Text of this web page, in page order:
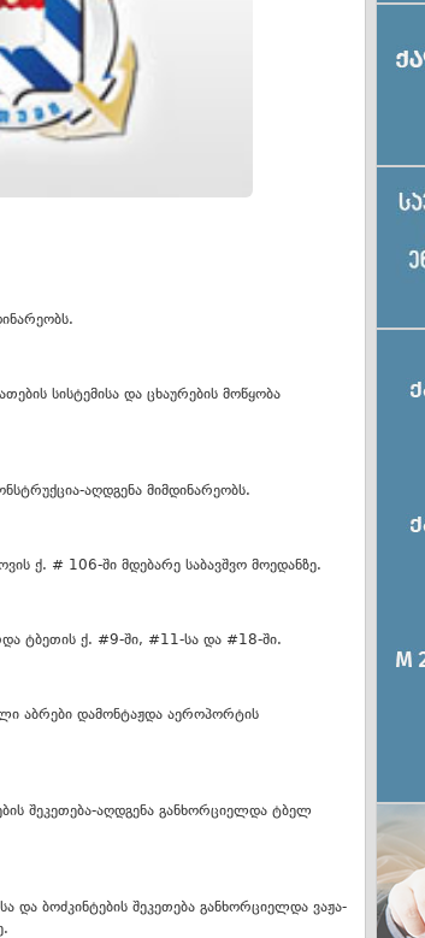
სისტემისა და ცხაურების მოწყობა
აღდგენა მიმდინარეობს.
ქ. # 106-ში მდებარე საბავშვო მოედანზე.
ტბეთის ქ. #9-ში, #11-სა და #18-ში.
აბრები დამონტაჟდა აეროპორტის
შეკეთება-აღდგენა განხორციელდა ტბელ
ბოძკინტების შეკეთება განხორციელდა ვაჟა-